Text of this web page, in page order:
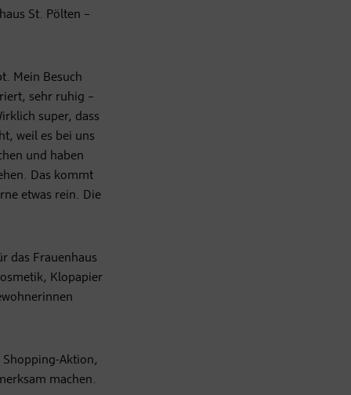
St. Pölten –
Mein Besuch
sehr ruhig –
super, dass
weil es bei uns
und haben
Das kommt
etwas rein. Die
das Frauenhaus
Klopapier
Aktion,
machen.